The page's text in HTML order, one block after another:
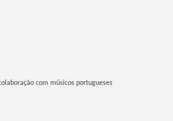
com músicos portugueses